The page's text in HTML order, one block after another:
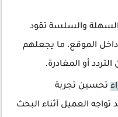
السهلة والسلسة تقود
الموقع، ما يجعلهم
أو المغادرة.
تحسين تجربة
العميل أثناء البحث